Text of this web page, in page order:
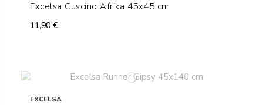
Excelsa Cuscino Afrika 45x45 cm
11,90 €
EXCELSA